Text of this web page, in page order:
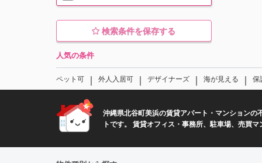
検索条件を保存する
人気の条件
ペット可 ｜ 外人入居可 ｜ デザイナーズ ｜ 海が見える ｜ 保
沖縄県北谷町美浜の賃貸アパート・マンション
トです。 賃貸オフィス・事務所、駐車場、売買